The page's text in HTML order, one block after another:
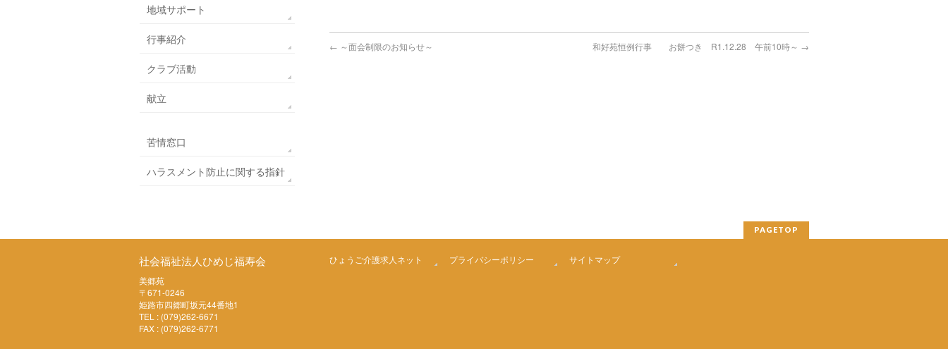
← ～面会制限のお知らせ～ 和好苑恒例行事 お餅つき R1.12.28 午前10時～ →
地域サポート
行事紹介
クラブ活動
献立
苦情窓口
ハラスメント防止に関する指針
PAGETOP
社会福祉法人ひめじ福寿会
美郷苑
〒671-0246
姫路市四郷町坂元44番地1
TEL : (079)262-6671
FAX : (079)262-6771
ひょうご介護求人ネット プライバシーポリシー サイトマップ